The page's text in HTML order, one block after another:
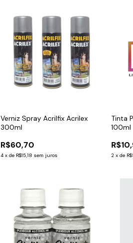
Verniz Spray Acrilfix Acrilex
300ml
R$60,70
4 xde R$15,18 sem juros
Tinta
100ml
2 x de